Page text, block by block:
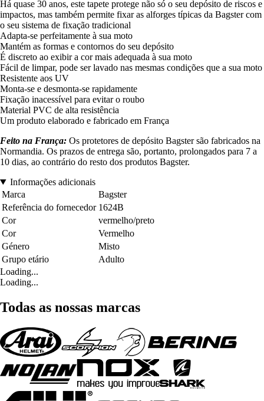
Há quase 30 anos, este tapete protege não só o seu depósito de riscos e
impactos, mas também permite fixar as alforges típicas da Bagster com
o seu sistema de fixação tradicional
Adapta-se perfeitamente à sua moto
Mantém as formas e contornos do seu depósito
É discreto ao exibir a cor mais adequada à sua moto
Fácil de limpar, pode ser lavado nas mesmas condições que a sua moto
Resistente aos UV
Monta-se e desmonta-se rapidamente
Fixação inacessível para evitar o roubo
Material PVC de alta resistência
Um produto elaborado e fabricado em França
Feito na França: Os protetores de depósito Bagster são fabricados na
Normandia. Os prazos de entrega são, portanto, prolongados para 7 a
10 dias, ao contrário do resto dos produtos Bagster.
Informações adicionais
Marca
Bagster
Referência do fornecedor 1624B
Cor
vermelho/preto
Cor
Vermelho
Género
Misto
Grupo etário
Adulto
Loading...
Loading...
Todas as nossas marcas